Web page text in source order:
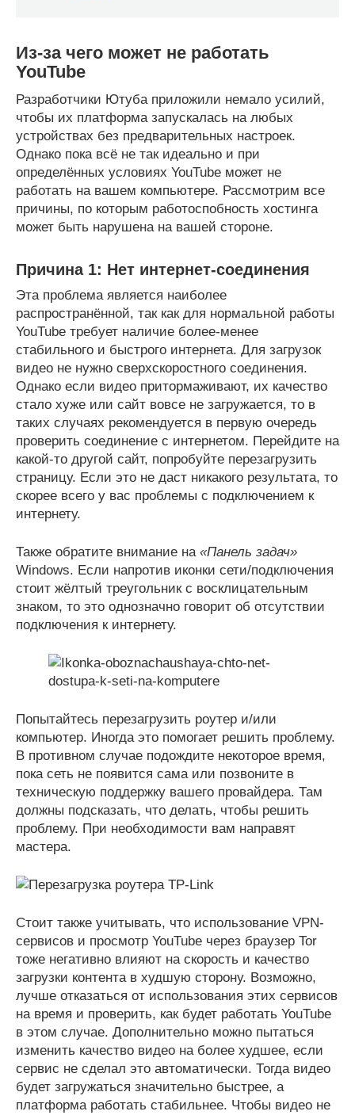
Из-за чего может не работать
YouTube
Разработчики Ютуба приложили немало усилий,
чтобы их платформа запускалась на любых
устройствах без предварительных настроек.
Однако пока всё не так идеально и при
определённых условиях YouTube может не
работать на вашем компьютере. Рассмотрим все
причины, по которым работоспобность хостинга
может быть нарушена на вашей стороне.
Причина 1: Нет интернет-соединения
Эта проблема является наиболее
распространённой, так как для нормальной работы
YouTube требует наличие более-менее
стабильного и быстрого интернета. Для загрузок
видео не нужно сверхскоростного соединения.
Однако если видео притормаживают, их качество
стало хуже или сайт вовсе не загружается, то в
таких случаях рекомендуется в первую очередь
проверить соединение с интернетом. Перейдите на
какой-то другой сайт, попробуйте перезагрузить
страницу. Если это не даст никакого результата, то
скорее всего у вас проблемы с подключением к
интернету.
Также обратите внимание на «Панель задач»
Windows. Если напротив иконки сети/подключения
стоит жёлтый треугольник с восклицательным
знаком, то это однозначно говорит об отсутствии
подключения к интернету.
Попытайтесь перезагрузить роутер и/или
компьютер. Иногда это помогает решить проблему.
В противном случае подождите некоторое время,
пока сеть не появится сама или позвоните в
техническую поддержку вашего провайдера. Там
должны подсказать, что делать, чтобы решить
проблему. При необходимости вам направят
мастера.
Стоит также учитывать, что использование VPN-
сервисов и просмотр YouTube через браузер Tor
тоже негативно влияют на скорость и качество
загрузки контента в худшую сторону. Возможно,
лучше отказаться от использования этих сервисов
на время и проверить, как будет работать YouTube
в этом случае. Дополнительно можно пытаться
изменить качество видео на более худшее, если
сервис не сделал это автоматически. Тогда видео
будет загружаться значительно быстрее, а
платформа работать стабильнее. Чтобы видео не